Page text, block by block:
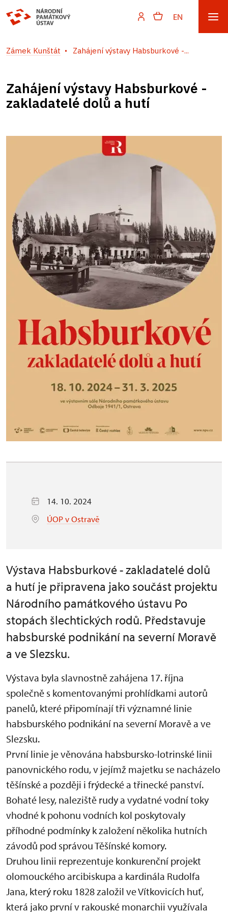
EN
Zámek Kunštát Zahájení výstavy Habsburkové -...
Zahájení výstavy Habsburkové -
zakladatelé dolů a hutí
14. 10. 2024
ÚOP v Ostravě
Výstava Habsburkové - zakladatelé dolů
a hutí je připravena jako součást projektu
Národního památkového ústavu Po
stopách šlechtických rodů. Představuje
habsburské podnikání na severní Moravě
a ve Slezsku.
Výstava byla slavnostně zahájena 17. října
společně s komentovanými prohlídkami autorů
panelů, které připomínají tři významné linie
habsburského podnikání na severní Moravě a ve
Slezsku.
První linie je věnována habsbursko-lotrinské linii
panovnického rodu, v jejímž majetku se nacházelo
těšínské a později i frýdecké a třinecké panství.
Bohaté lesy, naleziště rudy a vydatné vodní toky
vhodné k pohonu vodních kol poskytovaly
příhodné podmínky k založení několika hutních
závodů pod správou Těšínské komory.
Druhou linii reprezentuje konkurenční projekt
olomouckého arcibiskupa a kardinála Rudolfa
Jana, který roku 1828 založil ve Vítkovicích huť,
která jako první v rakouské monarchii využívala